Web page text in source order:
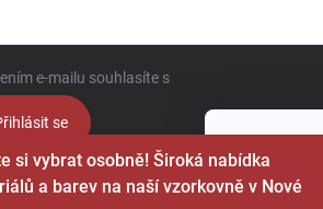
Tento
webu
si vybrat osobně! Široká nabídka
a barev na naší vzorkovně v Nové
e-mailu souhlasíte s
se